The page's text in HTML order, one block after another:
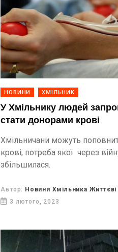
НОВИНИ ХМІЛЬНИК
У Хмільнику людей запрошують
стати донорами крові
Хмільничани можуть
крові, потреба якої через
збільшилася.
Автор: Новини Хмільника Життєві
3 лютого, 2023